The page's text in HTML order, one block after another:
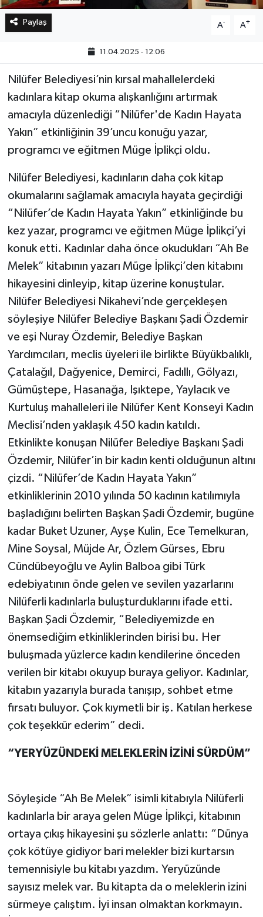
Paylaş A- A+
11.04.2025 - 12:06
Nilüfer Belediyesi’nin kırsal mahallelerdeki
kadınlara kitap okuma alışkanlığını artırmak
amacıyla düzenlediği “Nilüfer'de Kadın Hayata
Yakın” etkinliğinin 39’uncu konuğu yazar,
programcı ve eğitmen Müge İplikçi oldu.
Nilüfer Belediyesi, kadınların daha çok kitap
okumalarını sağlamak amacıyla hayata geçirdiği
“Nilüfer’de Kadın Hayata Yakın” etkinliğinde bu
kez yazar, programcı ve eğitmen Müge İplikçi’yi
konuk etti. Kadınlar daha önce okudukları “Ah Be
Melek” kitabının yazarı Müge İplikçi’den kitabını
hikayesini dinleyip, kitap üzerine konuştular.
Nilüfer Belediyesi Nikahevi’nde gerçekleşen
söyleşiye Nilüfer Belediye Başkanı Şadi Özdemir
ve eşi Nuray Özdemir, Belediye Başkan
Yardımcıları, meclis üyeleri ile birlikte Büyükbalıklı,
Çatalağıl, Dağyenice, Demirci, Fadıllı, Gölyazı,
Gümüştepe, Hasanağa, Işıktepe, Yaylacık ve
Kurtuluş mahalleleri ile Nilüfer Kent Konseyi Kadın
Meclisi’nden yaklaşık 450 kadın katıldı.
Etkinlikte konuşan Nilüfer Belediye Başkanı Şadi
Özdemir, Nilüfer’in bir kadın kenti olduğunun altını
çizdi. “Nilüfer’de Kadın Hayata Yakın”
etkinliklerinin 2010 yılında 50 kadının katılımıyla
başladığını belirten Başkan Şadi Özdemir, bugüne
kadar Buket Uzuner, Ayşe Kulin, Ece Temelkuran,
Mine Soysal, Müjde Ar, Özlem Gürses, Ebru
Cündübeyoğlu ve Aylin Balboa gibi Türk
edebiyatının önde gelen ve sevilen yazarlarını
Nilüferli kadınlarla buluşturduklarını ifade etti.
Başkan Şadi Özdemir, “Belediyemizde en
önemsediğim etkinliklerinden birisi bu. Her
buluşmada yüzlerce kadın kendilerine önceden
verilen bir kitabı okuyup buraya geliyor. Kadınlar,
kitabın yazarıyla burada tanışıp, sohbet etme
fırsatı buluyor. Çok kıymetli bir iş. Katılan herkese
çok teşekkür ederim” dedi.
“YERYÜZÜNDEKİ MELEKLERİN İZİNİ SÜRDÜM”
Söyleşide “Ah Be Melek” isimli kitabıyla Nilüferli
kadınlarla bir araya gelen Müge İplikçi, kitabının
ortaya çıkış hikayesini şu sözlerle anlattı: “Dünya
çok kötüye gidiyor bari melekler bizi kurtarsın
temennisiyle bu kitabı yazdım. Yeryüzünde
sayısız melek var. Bu kitapta da o meleklerin izini
sürmeye çalıştım. İyi insan olmaktan korkmayın.